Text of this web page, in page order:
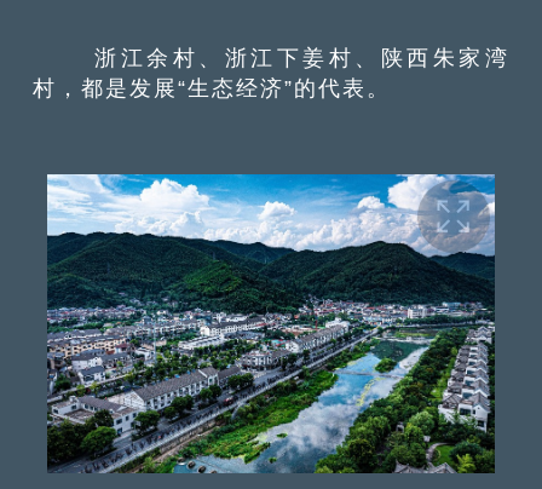
浙江余村、浙江下姜村、陕西朱家湾
村，都是发展“生态经济”的代表。